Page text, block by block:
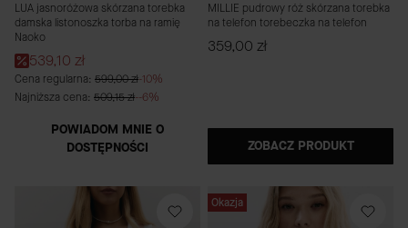
LUA jasnoróżowa skórzana torebka
damska listonoszka torba na ramię
Naoko
Cena promocyjna
539,10 zł
Cena regularna: 599,00 zł-10%
Najniższa cena: 509,15 zł--6%
POWIADOM MNIE O
DOSTĘPNOŚCI
MILLIE pudrowy róż skórzana torebka
na telefon torebeczka na telefon
Cena
359,00 zł
ZOBACZ PRODUKT
Okazja